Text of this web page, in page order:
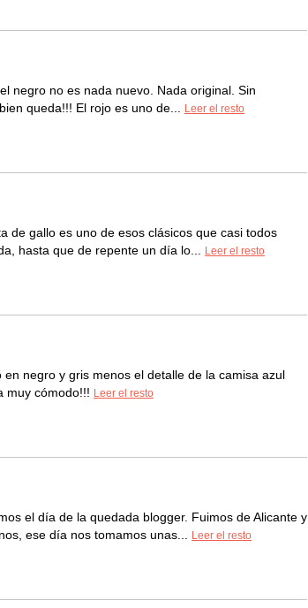
negro no es nada nuevo. Nada original. Sin
queda!!! El rojo es uno de...
Leer el resto
de gallo es uno de esos clásicos que casi todos
hasta que de repente un día lo...
Leer el resto
negro y gris menos el detalle de la camisa azul
muy cómodo!!! Leer el resto
el día de la quedada blogger. Fuimos de Alicante y
ese día nos tomamos unas...
Leer el resto